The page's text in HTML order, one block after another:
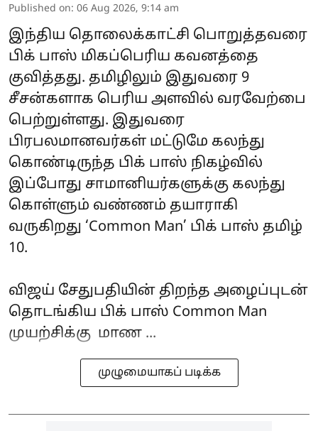
Published on: 06 Aug 2026, 9:14 am
இந்திய தொலைக்காட்சி பொறுத்தவரை
பிக் பாஸ் மிகப்பெரிய கவனத்தை
குவித்தது. தமிழிலும் இதுவரை 9
சீசன்களாக பெரிய அளவில் வரவேற்பை
பெற்றுள்ளது. இதுவரை
பிரபலமானவர்கள் மட்டுமே கலந்து
கொண்டிருந்த பிக் பாஸ் நிகழ்வில்
இப்போது சாமானியர்களுக்கு கலந்து
கொள்ளும் வண்ணம் தயாராகி
வருகிறது ‘Common Man’ பிக் பாஸ் தமிழ்
10.
விஜய் சேதுபதியின் திறந்த அழைப்புடன்
தொடங்கிய பிக் பாஸ் Common Man
முயற்சிக்கு மாண ...
முழுமையாகப் படிக்க